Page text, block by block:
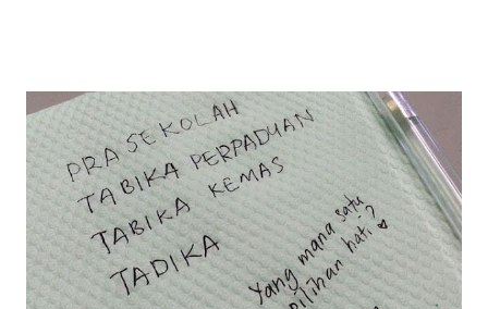
balik keja aku ajak la shah singgah Giant beli barang
sikit...dalam perjalanan dari dalam kereta tu biasalah kan
kami memang akan pimpin anak-anak jalan sampai masuk
dalam... dan kebiasanya bagi anak 4 macam kami ni bahagi-
bahagi lah siapa nak pimpin siapa... dan biasanya aku akan
dukung adik hadi sambil pimpin kakak husna... yang abg
ngah dengan abg long terserah pada shah la pulak.. tapi